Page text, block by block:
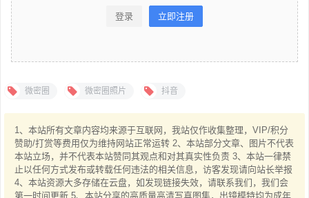
登录 立即注册
微密圈 微密圈照片 抖音
1、本站所有文章内容均来源于互联网，我站仅作收集整理，VIP/积分
赞助/打赏等费用仅为维持网站正常运转 2、本站部分文章、图片不代表
本站立场，并不代表本站赞同其观点和对其真实性负责 3、本站一律禁
止以任何方式发布或转载任何违法的相关信息，访客发现请向站长举报
4、本站资源大多存储在云盘，如发现链接失效，请联系我们，我们会
第一时间更新 5、本站分享的高质量高清写真图集，出镜模特均为成年